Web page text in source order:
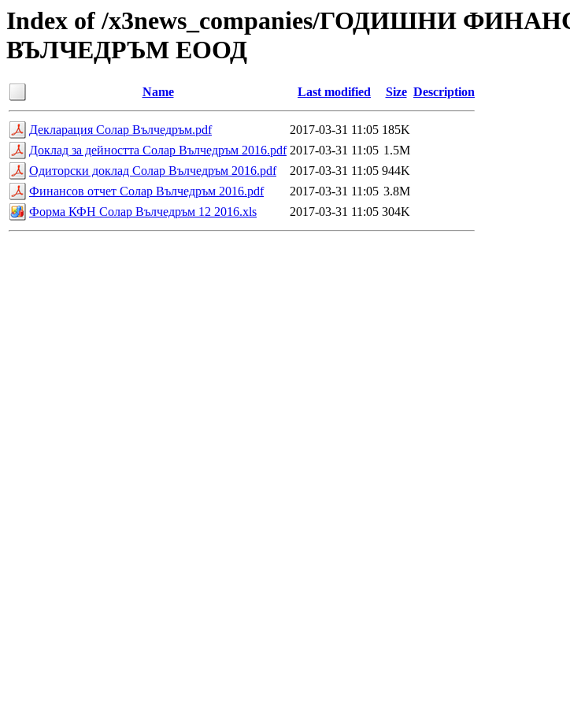
Index of /x3news_companies/ГОДИШНИ
ВЪЛЧЕДРЪМ ЕООД
Name Last modified Size Description
Декларация Солар Вълчедръм.pdf 2017-03-31 11:05 185K
Доклад за дейността Солар Вълчедръм 2016.pdf 2017-03-31 11:05 1.5M
Одиторски доклад Солар Вълчедръм 2016.pdf
2017-03-31 11:05 944K
Финансов отчет Солар Вълчедръм 2016.pdf
2017-03-31 11:05 3.8M
Форма КФН Солар Вълчедръм 12 2016.xls
2017-03-31 11:05 304K